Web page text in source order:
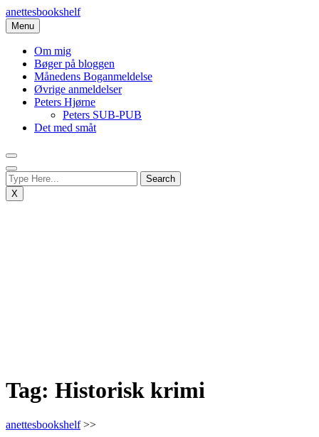
Skip
to
content
anettesbookshelf
Menu
Om mig
Bøger på bloggen
Månedens Boganmeldelse
Øvrige anmeldelser
Peters Hjørne
Peters SUB-PUB
Det med småt
X
Tag: Historisk krimi
anettesbookshelf>>